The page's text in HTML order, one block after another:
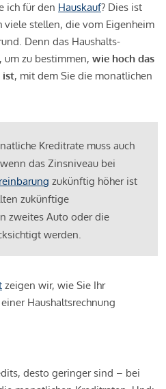
ich für den Hauskauf? Dies ist
viele stellen, die vom Eigenheim
Denn das Haushalts-
zu bestimmen, wie hoch das
ist, mit dem Sie die monatlichen
Kreditrate muss auch
das Zinsniveau bei
zukünftig höher ist
zukünftige
zweites Auto oder die
werden.
zeigen wir, wie Sie Ihr
Haushaltsrechnung
desto geringer sind – bei